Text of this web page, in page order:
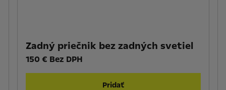
Zadný priečnik bez zadných svetiel
150 € Bez DPH
Pridať